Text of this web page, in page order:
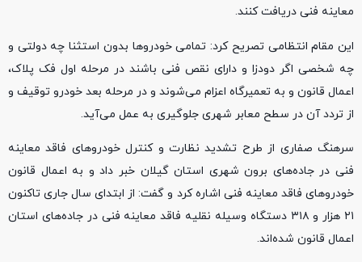
معاینه فنی دریافت کنند.
این مقام انتظامی تصریح کرد: تمامی خودروها بدون استثنا چه دولتی و
چه شخصی اگر دودزا و دارای نقص فنی باشند در مرحله اول فک پلاک،
اعمال قانون و به تعمیرگاه اعزام می‌شوند و در مرحله بعد خودرو توقیف و
از تردد آن در سطح معابر شهری جلوگیری به عمل می‌آید.
سرهنگ صفاری از طرح تشدید نظارت و کنترل خودروهای فاقد معاینه
فنی در جاده‌های برون شهری استان گیلان خبر داد و به اعمال قانون
خودروهای فاقد معاینه فنی اشاره کرد و گفت: از ابتدای سال جاری تاکنون
۲۱ هزار و ۳۱۸ دستگاه وسیله نقلیه فاقد معاینه فنی در جاده‌های استان
اعمال قانون شده‌اند.